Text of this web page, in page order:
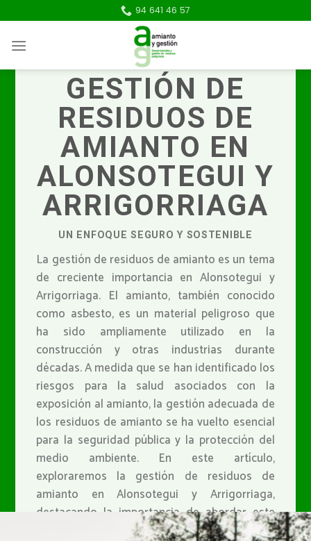
to
content
94 641 46 57
GESTIÓN DE
RESIDUOS DE
AMIANTO EN
ALONSOTEGUI Y
ARRIGORRIAGA
UN ENFOQUE SEGURO Y SOSTENIBLE
La gestión de residuos de amianto es un tema
de creciente importancia en Alonsotegui y
Arrigorriaga. El amianto, también conocido
como asbesto, es un material peligroso que
ha sido ampliamente utilizado en la
construcción y otras industrias durante
décadas. A medida que se han identificado los
riesgos para la salud asociados con la
exposición al amianto, la gestión adecuada de
los residuos de amianto se ha vuelto esencial
para la seguridad pública y la protección del
medio ambiente. En este artículo,
exploraremos la gestión de residuos de
amianto en Alonsotegui y Arrigorriaga,
destacando la importancia de abordar este
desafío de manera segura y sostenible.